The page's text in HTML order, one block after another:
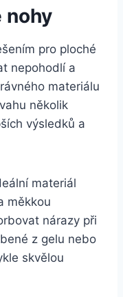
nohy
pro ploché
nepohodlí a
materiálu
několik
výsledků a
materiál
měkkou
nárazy při
z gelu nebo
skvělou